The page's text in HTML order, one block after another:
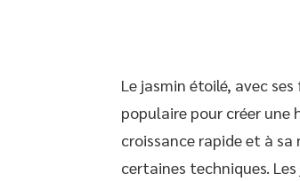
Le jasmin étoilé, avec
populaire pour créer une
croissance rapide et à
certaines techniques.